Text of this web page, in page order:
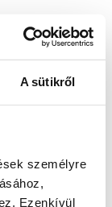
A sütikről
személyre
Ezenkívül